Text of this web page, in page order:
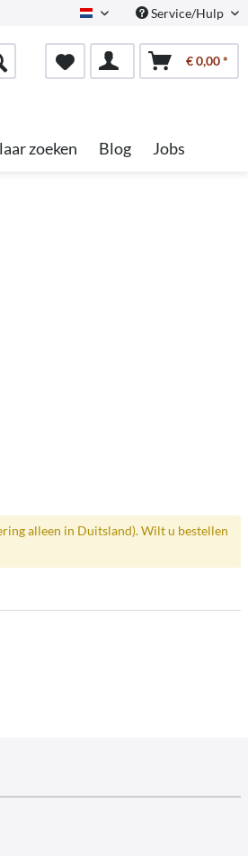
Dutch Service/Hulp
€ 0,00 *
zoeken Blog Jobs
alleen in Duitsland). Wilt u bestellen